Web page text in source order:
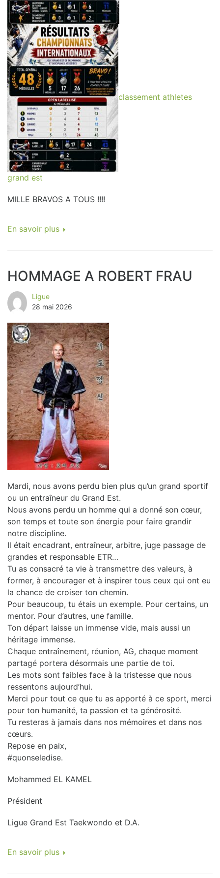
classement athletes
grand est
MILLE BRAVOS A TOUS !!!!
En savoir plus
HOMMAGE A ROBERT FRAU
Ligue
28 mai 2026
Mardi, nous avons perdu bien plus qu’un grand sportif
ou un entraîneur du Grand Est.
Nous avons perdu un homme qui a donné son cœur,
son temps et toute son énergie pour faire grandir
notre discipline.
Il était encadrant, entraîneur, arbitre, juge passage de
grandes et responsable ETR…
Tu as consacré ta vie à transmettre des valeurs, à
former, à encourager et à inspirer tous ceux qui ont eu
la chance de croiser ton chemin.
Pour beaucoup, tu étais un exemple. Pour certains, un
mentor. Pour d’autres, une famille.
Ton départ laisse un immense vide, mais aussi un
héritage immense.
Chaque entraînement, réunion, AG, chaque moment
partagé portera désormais une partie de toi.
Les mots sont faibles face à la tristesse que nous
ressentons aujourd’hui.
Merci pour tout ce que tu as apporté à ce sport, merci
pour ton humanité, ta passion et ta générosité.
Tu resteras à jamais dans nos mémoires et dans nos
cœurs.
Repose en paix,
#quonseledise.
Mohammed EL KAMEL
Président
Ligue Grand Est Taekwondo et D.A.
En savoir plus